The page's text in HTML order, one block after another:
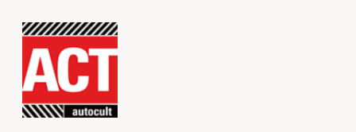
contenu